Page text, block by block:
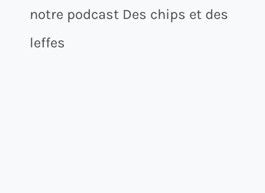
notre podcast Des chips et des
leffes